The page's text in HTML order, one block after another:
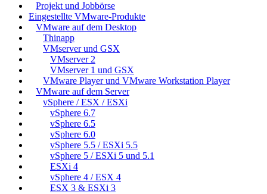
Projekt und Jobbörse
Eingestellte VMware-Produkte
VMware auf dem Desktop
Thinapp
VMserver und GSX
VMserver 2
VMserver 1 und GSX
VMware Player und VMware Workstation Player
VMware auf dem Server
vSphere / ESX / ESXi
vSphere 6.7
vSphere 6.5
vSphere 6.0
vSphere 5.5 / ESXi 5.5
vSphere 5 / ESXi 5 und 5.1
ESXi 4
vSphere 4 / ESX 4
ESX 3 & ESXi 3